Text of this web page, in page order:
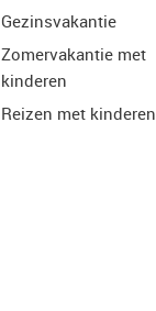
Gezinsvakantie
Zomervakantie met
kinderen
Reizen met kinderen